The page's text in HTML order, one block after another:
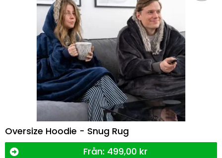
Oversize Hoodie - Snug Rug
Från: 499,00 kr